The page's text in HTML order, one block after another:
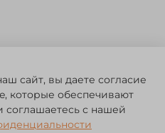
интернет-магазин.
сайт, вы даете согласие
которые обеспечивают
соглашаетесь с нашей